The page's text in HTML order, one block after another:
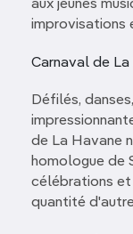
aux jeunes
improvisations
Carnaval de
Défilés,
de La Havane
homologue de
célébrations et
quantité